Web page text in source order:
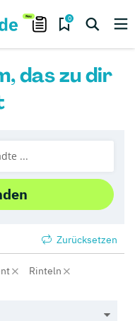
0
das zu dir
Zurücksetzen
Rinteln